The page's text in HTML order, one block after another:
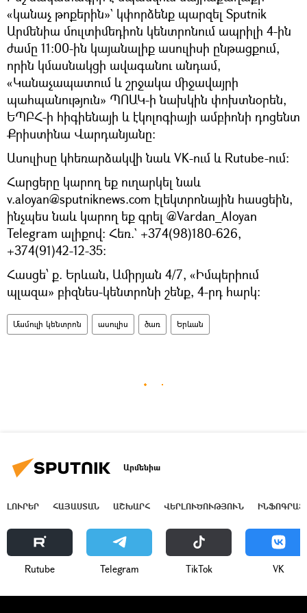
«կանաչ թոքերին»` կփորձենք պարզել Sputnik
Արմենիա մուլտիմեդիոն կենտրոնում ապրիլի 4-ին
ժամը 11։00-ին կայանալիք ասուլիսի ընթացքում,
որին կմասնակցի ավագանու անդամ,
«Կանաչապատում և շրջակա միջավայրի
պահպանություն» ՊՈԱԿ-ի նախկին փոխտնօրեն,
ԵՊԲՀ-ի հիգիենայի և էկոլոգիայի ամբիոնի դոցենտ
Քրիստինա Վարդանյանը։
Ասուլիսը կհեռարձակվի նաև VK-ում և Rutube-ում:
Հարցերը կարող եք ուղարկել նաև
v.aloyan@sputniknews.com էլեկտրոնային հասցեին,
ինչպես նաև կարող եք գրել @Vardan_Aloyan
Telegram ալիքով: Հեռ.` +374(98)180-626,
+374(91)42-12-35։
Հասցե՝ ք. Երևան, Ամիրյան 4/7, «Իմպերիում
պլազա» բիզնես-կենտրոնի շենք, 4-րդ հարկ։
Մամուլի կենտրոն ասուլիս ծառ Երևան
Արմենիա
ԼՈՒՐԵՐ ՀԱՅԱՍՏԱՆ ԱՇԽԱՐՀ ՎԵՐԼՈՒԾՈՒԹՅՈՒՆ
Rutube Telegram ТikТоk VK